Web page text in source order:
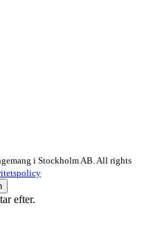
i Stockholm AB. All rights
efter.